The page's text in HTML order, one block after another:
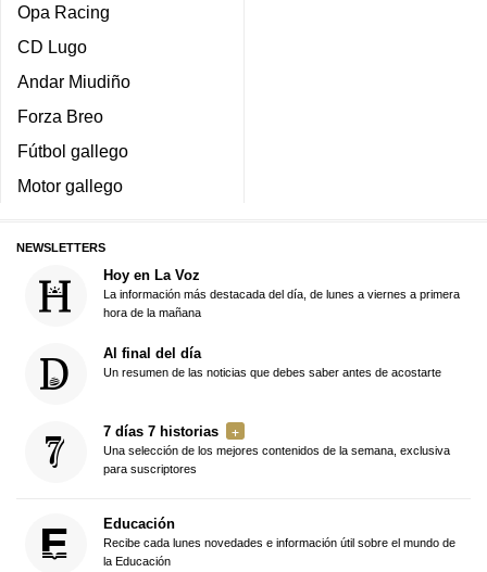
Opa Racing
CD Lugo
Andar Miudiño
Forza Breo
Fútbol gallego
Motor gallego
NEWSLETTERS
Hoy en La Voz
La información más destacada del día, de lunes a viernes a primera
hora de la mañana
Al final del día
Un resumen de las noticias que debes saber antes de acostarte
7 días 7 historias
Una selección de los mejores contenidos de la semana, exclusiva
para suscriptores
Educación
Recibe cada lunes novedades e información útil sobre el mundo de
la Educación